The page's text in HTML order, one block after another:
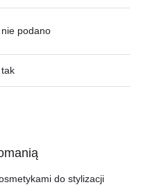
nie podano
tak
do stylizacji